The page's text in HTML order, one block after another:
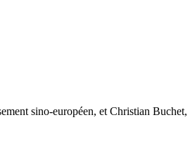
sino-européen, et Christian